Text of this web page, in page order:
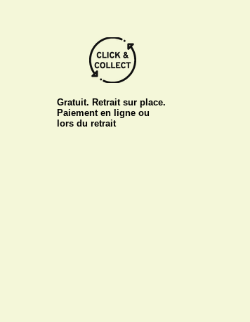
Gratuit. Retrait sur place.
Paiement en ligne ou
lors du retrait